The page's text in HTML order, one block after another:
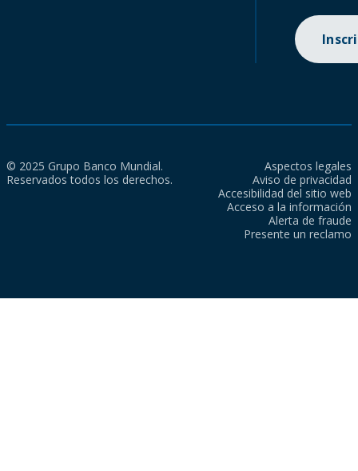
© 2025 Grupo Banco Mundial.
Reservados todos los derechos.
Aspectos legales
Aviso de privacidad
Accesibilidad del sitio web
Acceso a la información
Alerta de fraude
Presente un reclamo